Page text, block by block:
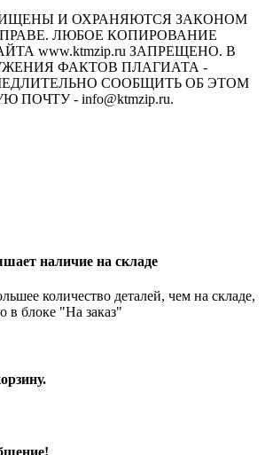
И ОХРАНЯЮТСЯ ЗАКОНОМ
ЛЮБОЕ КОПИРОВАНИЕ
www.ktmzip.ru ЗАПРЕЩЕНО. В
ФАКТОВ ПЛАГИАТА -
СООБЩИТЬ ОБ ЭТОМ
ПОЧТУ - info@ktmzip.ru.
наличие на складе
количество деталей, чем на складе,
в блоке "На заказ"